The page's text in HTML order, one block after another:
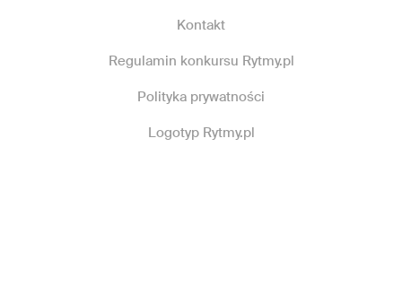
Kontakt
Regulamin konkursu Rytmy.pl
Polityka prywatności
Logotyp Rytmy.pl